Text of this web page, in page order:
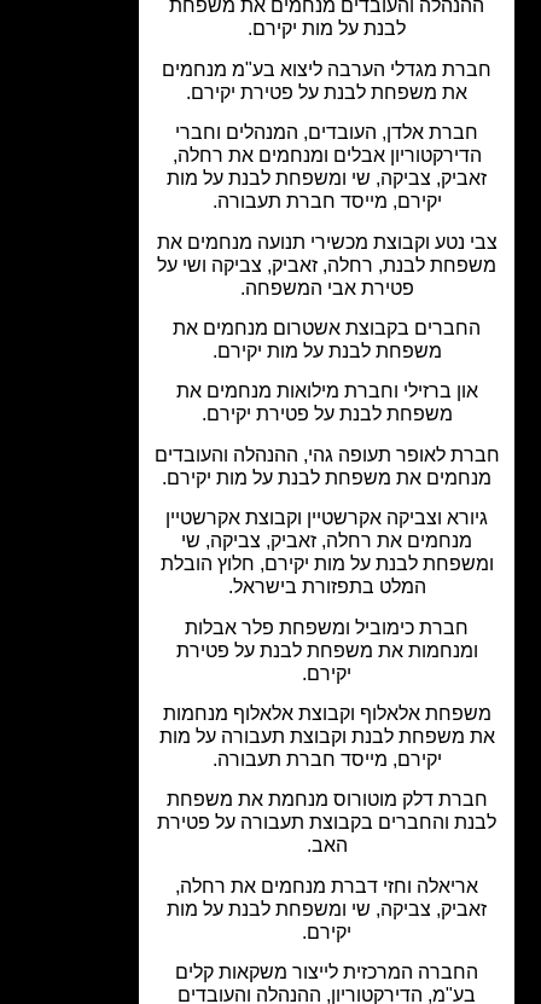
והעובדים מנחמים את משפחת
לבנת על מות יקירם.
מגדלי הערבה ליצוא בע"מ מנחמים
את משפחת לבנת על פטירת יקירם.
חברת אלדן, העובדים, המנהלים וחברי
אבלים ומנחמים את רחלה,
צביקה, שי ומשפחת לבנת על מות
יקירם, מייסד חברת תעבורה.
נטע וקבוצת מכשירי תנועה מנחמים את
לבנת, רחלה, זאביק, צביקה ושי על
פטירת אבי המשפחה.
בקבוצת אשטרום מנחמים את
משפחת לבנת על מות יקירם.
און ברזילי וחברת מילואות מנחמים את
משפחת לבנת על פטירת יקירם.
לאופר תעופה גהי, ההנהלה והעובדים
את משפחת לבנת על מות יקירם.
וצביקה אקרשטיין וקבוצת אקרשטיין
מנחמים את רחלה, זאביק, צביקה, שי
לבנת על מות יקירם, חלוץ הובלת
המלט בתפזורת בישראל.
חברת כימוביל ומשפחת פלר אבלות
ומנחמות את משפחת לבנת על פטירת
אלאלוף וקבוצת אלאלוף מנחמות
משפחת לבנת וקבוצת תעבורה על מות
יקירם, מייסד חברת תעבורה.
דלק מוטורוס מנחמת את משפחת
והחברים בקבוצת תעבורה על פטירת
אריאלה וחזי דברת מנחמים את רחלה,
צביקה, שי ומשפחת לבנת על מות
החברה המרכזית לייצור משקאות קלים
בע"מ, הדירקטוריון, ההנהלה והעובדים